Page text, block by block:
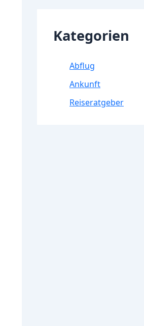
Kategorien
Abflug
Ankunft
Reiseratgeber